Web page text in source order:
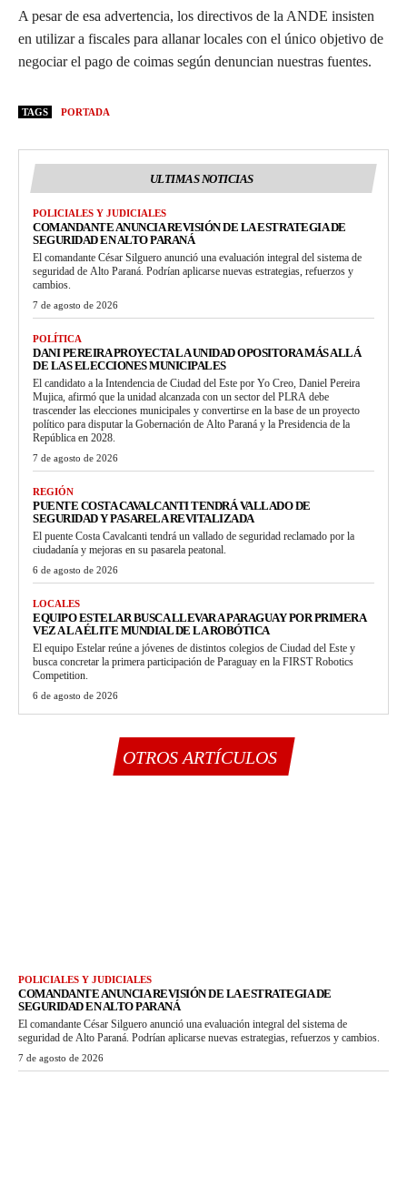
A pesar de esa advertencia, los directivos de la ANDE insisten
en utilizar a fiscales para allanar locales con el único objetivo de
negociar el pago de coimas según denuncian nuestras fuentes.
TAGS PORTADA
ULTIMAS NOTICIAS
POLICIALES Y JUDICIALES
COMANDANTE ANUNCIA REVISIÓN DE LA ESTRATEGIA DE
SEGURIDAD EN ALTO PARANÁ
El comandante César Silguero anunció una evaluación integral del sistema de
seguridad de Alto Paraná. Podrían aplicarse nuevas estrategias, refuerzos y
cambios.
7 de agosto de 2026
POLÍTICA
DANI PEREIRA PROYECTA LA UNIDAD OPOSITORA MÁS ALLÁ
DE LAS ELECCIONES MUNICIPALES
El candidato a la Intendencia de Ciudad del Este por Yo Creo, Daniel Pereira
Mujica, afirmó que la unidad alcanzada con un sector del PLRA debe
trascender las elecciones municipales y convertirse en la base de un proyecto
político para disputar la Gobernación de Alto Paraná y la Presidencia de la
República en 2028.
7 de agosto de 2026
REGIÓN
PUENTE COSTA CAVALCANTI TENDRÁ VALLADO DE
SEGURIDAD Y PASARELA REVITALIZADA
El puente Costa Cavalcanti tendrá un vallado de seguridad reclamado por la
ciudadanía y mejoras en su pasarela peatonal.
6 de agosto de 2026
LOCALES
EQUIPO ESTELAR BUSCA LLEVAR A PARAGUAY POR PRIMERA
VEZ A LA ÉLITE MUNDIAL DE LA ROBÓTICA
El equipo Estelar reúne a jóvenes de distintos colegios de Ciudad del Este y
busca concretar la primera participación de Paraguay en la FIRST Robotics
Competition.
6 de agosto de 2026
OTROS ARTÍCULOS
POLICIALES Y JUDICIALES
COMANDANTE ANUNCIA REVISIÓN DE LA ESTRATEGIA DE
SEGURIDAD EN ALTO PARANÁ
El comandante César Silguero anunció una evaluación integral del sistema de
seguridad de Alto Paraná. Podrían aplicarse nuevas estrategias, refuerzos y cambios.
7 de agosto de 2026